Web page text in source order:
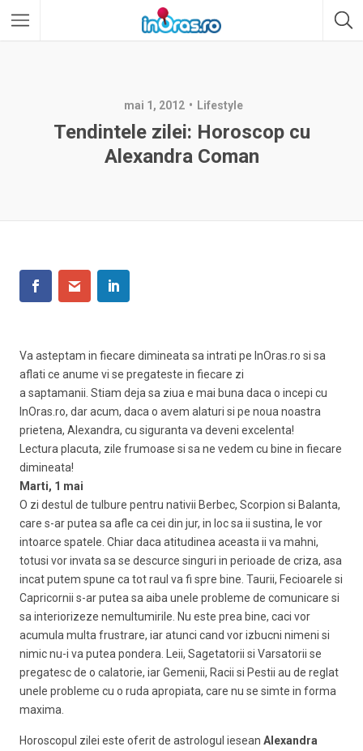
mai 1, 2012 Lifestyle
Tendintele zilei: Horoscop cu
Alexandra Coman
Va asteptam in fiecare dimineata sa intrati pe InOras.ro si sa
aflati ce anume vi se pregateste in fiecare zi
a saptamanii. Stiam deja sa ziua e mai buna daca o incepi cu
InOras.ro, dar acum, daca o avem alaturi si pe noua noastra
prietena, Alexandra, cu siguranta va deveni excelenta!
Lectura placuta, zile frumoase si sa ne vedem cu bine in fiecare
dimineata!
Marti, 1 mai
O zi destul de tulbure pentru nativii Berbec, Scorpion si Balanta,
care s-ar putea sa afle ca cei din jur, in loc sa ii sustina, le vor
intoarce spatele. Chiar daca atitudinea aceasta ii va mahni,
totusi vor invata sa se descurce singuri in perioade de criza, asa
incat putem spune ca tot raul va fi spre bine. Taurii, Fecioarele si
Capricornii s-ar putea sa aiba unele probleme de comunicare si
sa interiorizeze nemultumirile. Nu este prea bine, caci vor
acumula multa frustrare, iar atunci cand vor izbucni nimeni si
nimic nu-i va putea pondera. Leii, Sagetatorii si Varsatorii se
pregatesc de o calatorie, iar Gemenii, Racii si Pestii au de reglat
unele probleme cu o ruda apropiata, care nu se simte in forma
maxima.
Horoscopul zilei este oferit de astrologul iesean Alexandra